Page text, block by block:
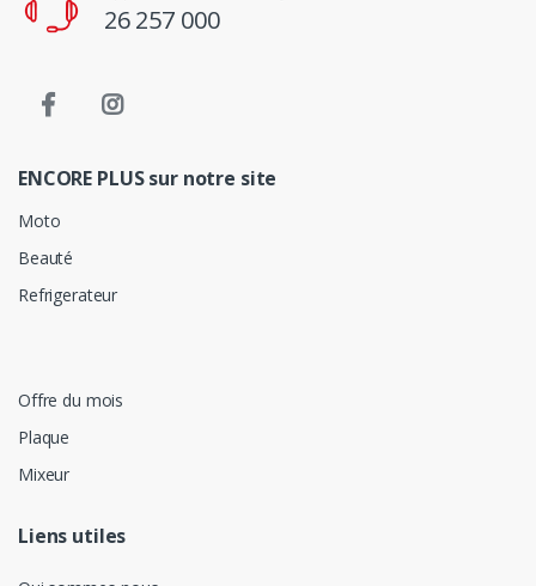
26 257 000
ENCORE PLUS sur notre site
Moto
Beauté
Refrigerateur
Offre du mois
Plaque
Mixeur
Liens utiles